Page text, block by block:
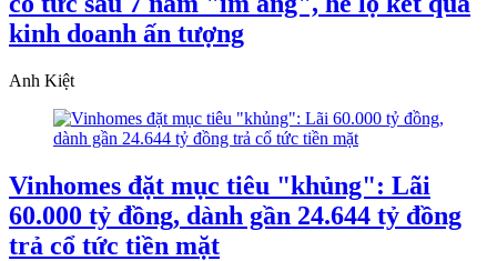
kinh doanh ấn tượng
Anh Kiệt
Vinhomes đặt mục tiêu "khủng": Lãi
60.000 tỷ đồng, dành gần 24.644 tỷ đồng
trả cổ tức tiền mặt